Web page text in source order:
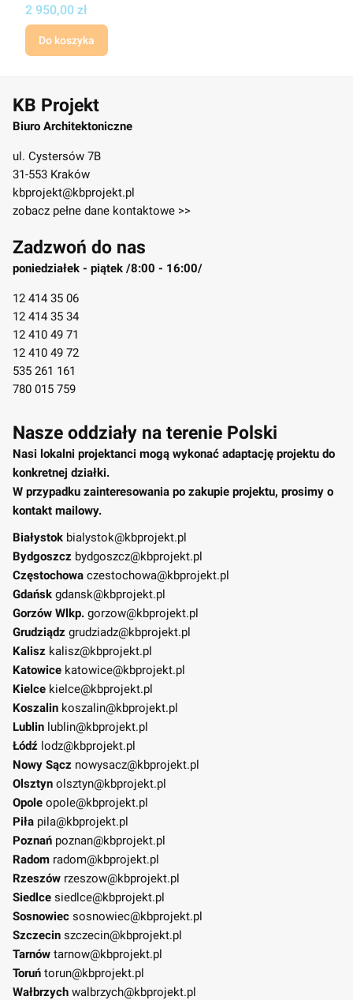
Cena
2 950,00 zł
Do koszyka
KB Projekt
Biuro Architektoniczne
ul. Cystersów 7B
31-553 Kraków
kbprojekt@kbprojekt.pl
zobacz pełne dane kontaktowe >>
Zadzwoń do nas
poniedziałek - piątek /8:00 - 16:00/
12 414 35 06
12 414 35 34
12 410 49 71
12 410 49 72
535 261 161
780 015 759
Nasze oddziały na terenie Polski
Nasi lokalni projektanci mogą wykonać adaptację projektu do
konkretnej działki.
W przypadku zainteresowania po zakupie projektu, prosimy o
kontakt mailowy.
Białystok bialystok@kbprojekt.pl
Bydgoszcz bydgoszcz@kbprojekt.pl
Częstochowa czestochowa@kbprojekt.pl
Gdańsk gdansk@kbprojekt.pl
Gorzów Wlkp. gorzow@kbprojekt.pl
Grudziądz grudziadz@kbprojekt.pl
Kalisz kalisz@kbprojekt.pl
Katowice katowice@kbprojekt.pl
Kielce kielce@kbprojekt.pl
Koszalin koszalin@kbprojekt.pl
Lublin lublin@kbprojekt.pl
Łódź lodz@kbprojekt.pl
Nowy Sącz nowysacz@kbprojekt.pl
Olsztyn olsztyn@kbprojekt.pl
Opole opole@kbprojekt.pl
Piła pila@kbprojekt.pl
Poznań poznan@kbprojekt.pl
Radom radom@kbprojekt.pl
Rzeszów rzeszow@kbprojekt.pl
Siedlce siedlce@kbprojekt.pl
Sosnowiec sosnowiec@kbprojekt.pl
Szczecin szczecin@kbprojekt.pl
Tarnów tarnow@kbprojekt.pl
Toruń torun@kbprojekt.pl
Wałbrzych walbrzych@kbprojekt.pl